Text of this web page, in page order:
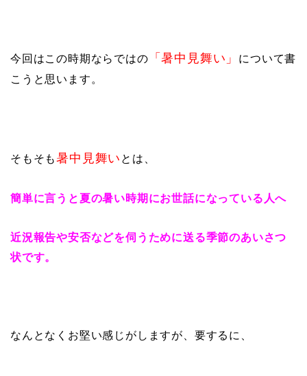
今回はこの時期ならではの 「暑中見舞い」
について書
こうと思います。
そもそも暑中見舞い とは、
簡単に言うと夏の暑い時期にお世話になっている人へ
近況報告や安否などを伺うために送る季節のあいさつ
状です。
なんとなくお堅い感じがしますが、要するに、